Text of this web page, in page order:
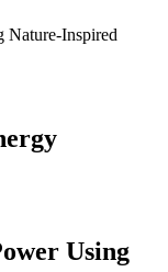
Nature-Inspired
Using